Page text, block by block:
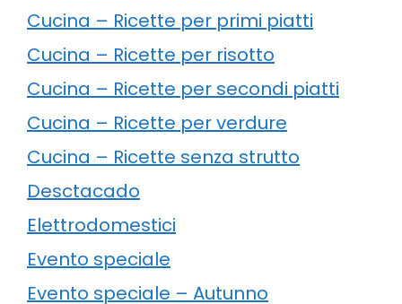
Cucina – Ricette per primi piatti
Cucina – Ricette per risotto
Cucina – Ricette per secondi piatti
Cucina – Ricette per verdure
Cucina – Ricette senza strutto
Desctacado
Elettrodomestici
Evento speciale
Evento speciale – Autunno